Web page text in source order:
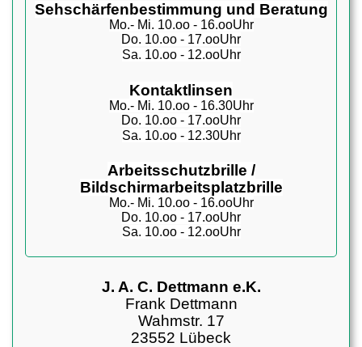
Sehschärfenbestimmung und Beratung
Mo.- Mi. 10.oo - 16.ooUhr
Do. 10.oo - 17.ooUhr
Sa. 10.oo - 12.ooUhr
Kontaktlinsen
Mo.- Mi. 10.oo - 16.30Uhr
Do. 10.oo - 17.ooUhr
Sa. 10.oo - 12.30Uhr
Arbeitsschutzbrille /
Bildschirmarbeitsplatzbrille
Mo.- Mi. 10.oo - 16.ooUhr
Do. 10.oo - 17.ooUhr
Sa. 10.oo - 12.ooUhr
J. A. C. Dettmann e.K.
Frank Dettmann
Wahmstr. 17
23552 Lübeck